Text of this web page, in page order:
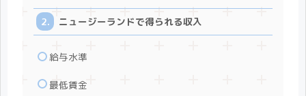
ニュージーランドで得られる収入
給与水準
最低賃金